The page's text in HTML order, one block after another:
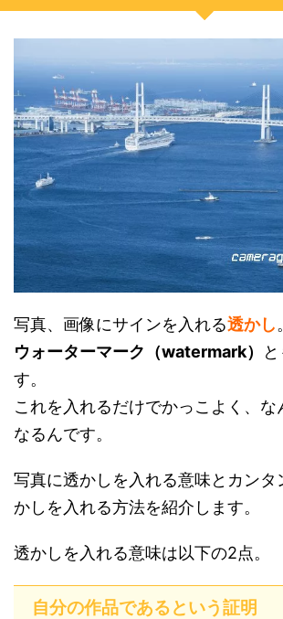
写真、画像にサインを入れる透かし。
ウォーターマーク（watermark）
す。
これを入れるだけでかっこよく、な
なるんです。
写真に透かしを入れる意味とカンタ
かしを入れる方法を紹介します。
透かしを入れる意味は以下の2点。
自分の作品であるという証明